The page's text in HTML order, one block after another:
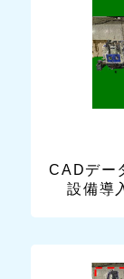
CADデー
設備導